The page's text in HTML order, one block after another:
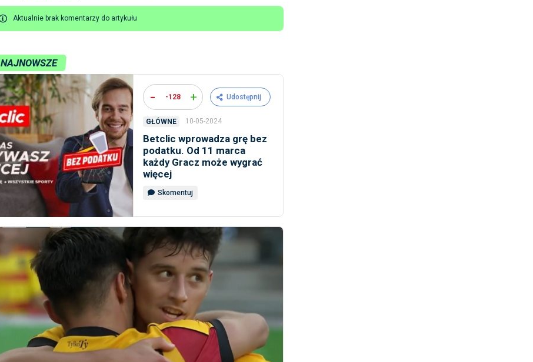
Aktualnie brak komentarzy do artykułu
NAJNOWSZE
- -128 + Udostępnij
GŁÓWNE 10-05-2024
Betclic wprowadza grę bez
podatku. Od 11 marca
każdy Gracz może wygrać
więcej
Skomentuj